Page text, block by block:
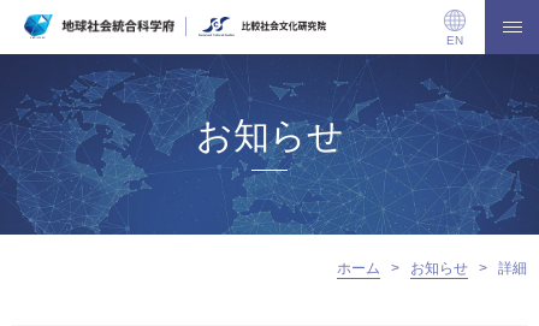
EN
お知らせ
ホーム > お知らせ > 詳細